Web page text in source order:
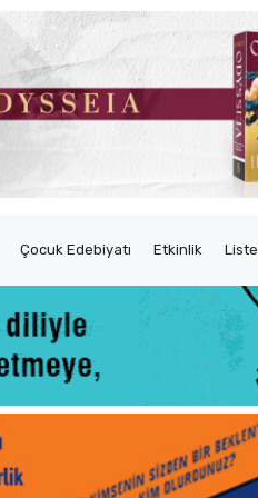
Çocuk Edebiyatı Etkinlik Liste